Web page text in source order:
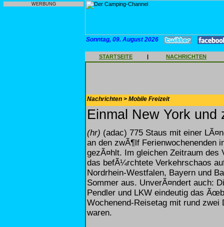
WERBUNG
Sonntag, 09. August 2026
STARTSEITE | NACHRICHTEN
Nachrichten > Mobile Freizeit
Einmal New York
(hr) (adac) 775 Staus mit einer
an den zwÃ¶lf Ferienwochenenden
gezÃ¤hlt. Im gleichen Zeitraum des
das befÃ¼rchtete Verkehrschaos
Nordrhein-Westfalen, Bayern und
Sommer aus. UnverÃ¤ndert auch:
Pendler und LKW eindeutig das
Wochenend-Reisetag mit rund
waren.